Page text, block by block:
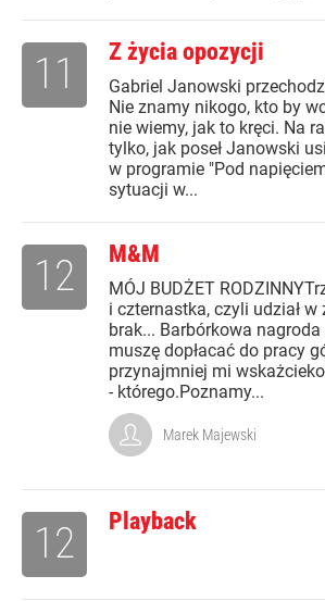
Z życia opozycji
Gabriel Janowski
Nie znamy nikogo, kto by
nie wiemy, jak to kręci. Na
tylko, jak poseł Janowski
w programie "Pod
sytuacji w...
11
M&M
MÓJ BUDŻET
i czternastka, czyli udział w
brak... Barbórkowa
muszę dopłacać do pracy
przynajmniej mi
- którego.Poznamy...
12
Marek Majewski
Playback
12